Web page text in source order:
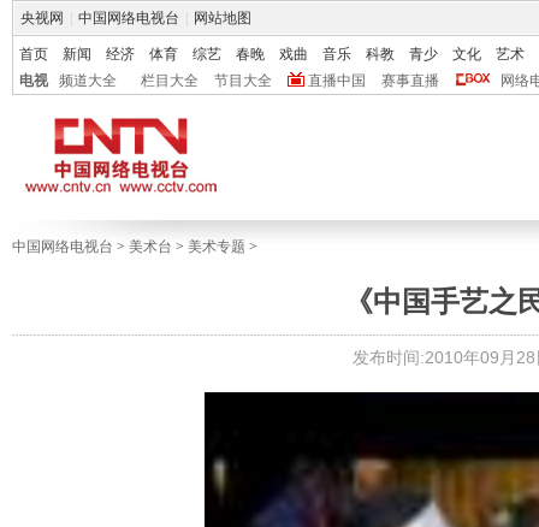
央视网 中国网络电视台 网站地图
首页 新闻 经济 体育 综艺 春晚 戏曲 音乐 科教 青少 文化
艺术
电视
频道大全 栏目大全 节目大全 直播中国 赛事直播 网络
中国网络电视台 > 美术台 > 美术专题 >
《中国手艺之
发布时间:2010年09月